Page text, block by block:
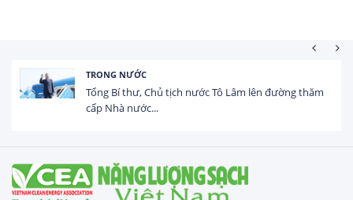
HOẠT ĐỘNG ĐẦU TƯ
Tổng vốn FDI đăng ký vào Việt Nam đạt gần 25 tỷ
USD trong 5 tháng...